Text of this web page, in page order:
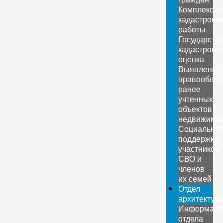
работы
оценка
Выявление
ранее
учтенных
объектов
поддержка
участников
СВО и
членов
их семей
Отдел
отдела